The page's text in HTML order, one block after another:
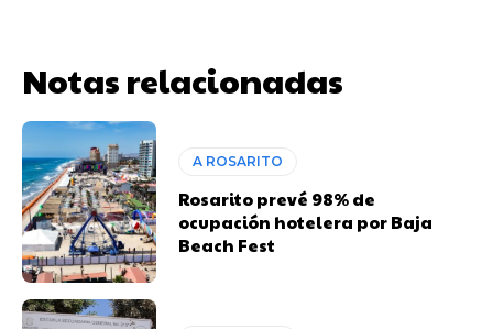
Notas relacionadas
A ROSARITO
Rosarito prevé 98% de
ocupación hotelera por Baja
Beach Fest